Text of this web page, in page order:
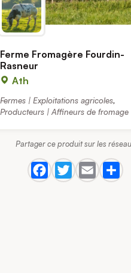
Ferme Fromagère Fourdin-
Rasneur
Ath
Fermes | Exploitations agricoles,
Producteurs | Affineurs de fromage
Partager ce produit sur les